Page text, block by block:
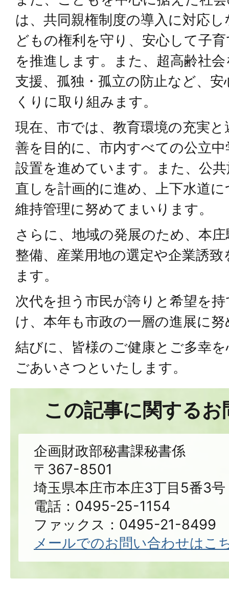
は、共同親権制度の導入に対応
どもの権利を守り、安心して子
を推進します。また、超高齢社
支援、孤独・孤立の防止など、
くりに取り組みます。
現在、市では、教育環境の充実
善を目的に、市内すべての公立
設置を進めています。また、公
直しを計画的に進め、上下水道
維持管理に努めてまいります。
さらに、地域の発展のため、本
整備、産業用地の選定や企業誘
ます。
次代を担う市民が誇りと希望を
け、本年も市政の一層の進展に
結びに、皆様のご健康とご多幸
ごあいさつといたします。
この記事に関する
企画財政部秘書課秘書係
〒367-8501
埼玉県本庄市本庄3丁目5番3号
電話：0495-25-1154
ファックス：0495-21-8499
メールでのお問い合わせはこ